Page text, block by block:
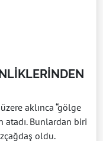
aklınca “gölge
atadı. Bunlardan biri
oldu.